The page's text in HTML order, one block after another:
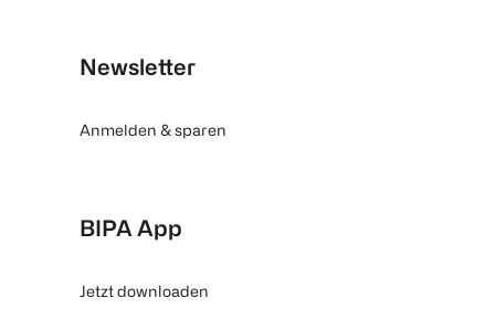
Newsletter
Anmelden & sparen
BIPA App
Jetzt downloaden